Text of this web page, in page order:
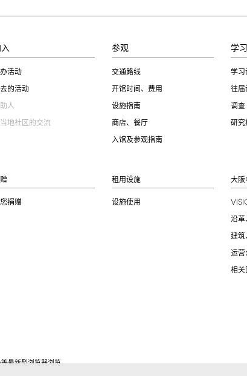
活动
的活动
人
地社区的交流
参观
交通路线
开馆时间、费用
设施指南
商店、餐厅
入馆及参观指南
学习
学习
往届
调查
研究
捐赠
租用设施
设施使用
大阪
沿革
建筑
运营
相关
等最新型浏览器浏览。